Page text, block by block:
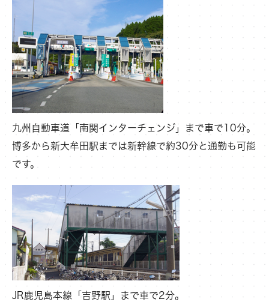
九州自動車道「南関インターチェンジ」まで車で10分。
博多から新大牟田駅までは新幹線で約30分と通勤も可能
です。
JR鹿児島本線「吉野駅」まで車で2分。